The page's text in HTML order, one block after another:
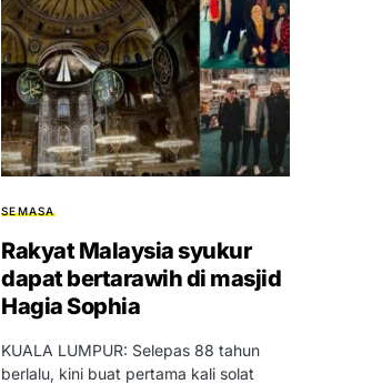
SEMASA
Rakyat Malaysia syukur
dapat bertarawih di masjid
Hagia Sophia
KUALA LUMPUR: Selepas 88 tahun
berlalu, kini buat pertama kali solat